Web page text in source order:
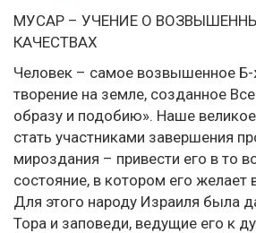
МУСАР – УЧЕНИЕ О
КАЧЕСТВАХ
Человек – самое возвышенное
творение на земле, созданное
образу и подобию». Наше
стать участниками завершения
мироздания – привести его в то
состояние, в котором его желает
Для этого народу Израиля была
Тора и заповеди, ведущие его к